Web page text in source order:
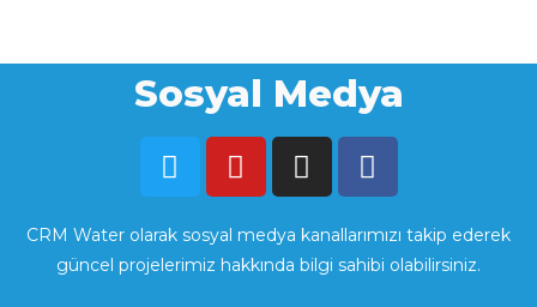
Sosyal Medya
CRM Water olarak sosyal medya kanallarımızı takip ederek
güncel projelerimiz hakkında bilgi sahibi olabilirsiniz.